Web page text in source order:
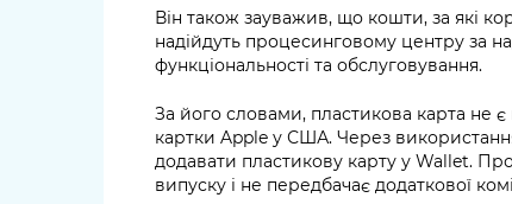
Він також зауважив, що кошти, за які
надійдуть процесинговому центру за
функціональності та обслуговування.
За його словами, пластикова карта не
картки Apple у США. Через
додавати пластикову карту у Wallet.
випуску і не передбачає додаткової